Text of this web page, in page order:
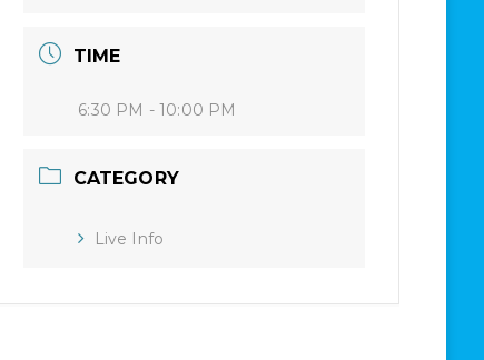
TIME
6:30 PM - 10:00 PM
CATEGORY
Live Info